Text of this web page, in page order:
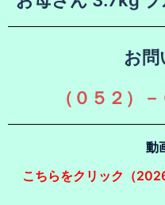
お問
（０５２）
動
こちらをクリック（